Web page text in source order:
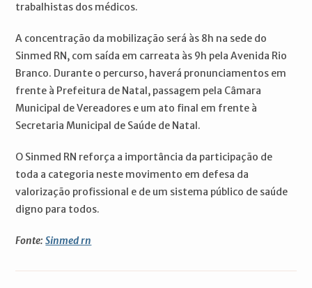
trabalhistas dos médicos.
A concentração da mobilização será às 8h na sede do
Sinmed RN, com saída em carreata às 9h pela Avenida Rio
Branco. Durante o percurso, haverá pronunciamentos em
frente à Prefeitura de Natal, passagem pela Câmara
Municipal de Vereadores e um ato final em frente à
Secretaria Municipal de Saúde de Natal.
O Sinmed RN reforça a importância da participação de
toda a categoria neste movimento em defesa da
valorização profissional e de um sistema público de saúde
digno para todos.
Fonte:Sinmed rn